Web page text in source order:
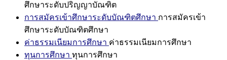
ศึกษาระดับปริญญาบัณฑิต
การสมัครเข้าศึกษาระดับบัณฑิตศึกษา การสมัครเข้า
ศึกษาระดับบัณฑิตศึกษา
ค่าธรรมเนียมการศึกษา ค่าธรรมเนียมการศึกษา
ทุนการศึกษา ทุนการศึกษา